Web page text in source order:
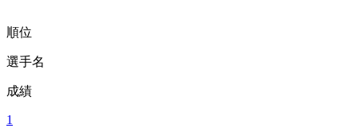
順位
選手名
成績
1